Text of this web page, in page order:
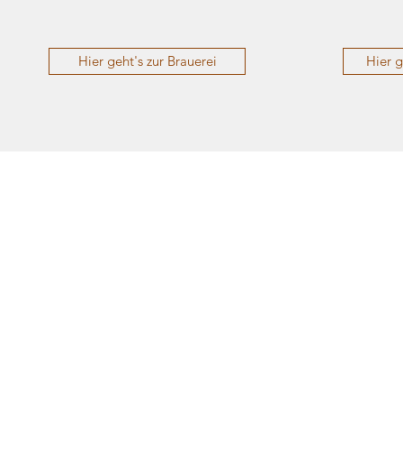
Hier geht's zur Brauerei Hier